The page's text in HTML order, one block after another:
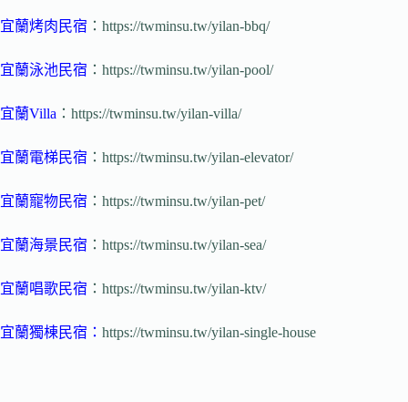
宜蘭烤肉民宿 ：https://twminsu.tw/yilan-bbq/
宜蘭泳池民宿 ：https://twminsu.tw/yilan-pool/
宜蘭Villa ：https://twminsu.tw/yilan-villa/
宜蘭電梯民宿 ：https://twminsu.tw/yilan-elevator/
宜蘭寵物民宿 ：https://twminsu.tw/yilan-pet/
宜蘭海景民宿 ：https://twminsu.tw/yilan-sea/
宜蘭唱歌民宿 ：https://twminsu.tw/yilan-ktv/
宜蘭獨棟民宿 ： https://twminsu.tw/yilan-single-house